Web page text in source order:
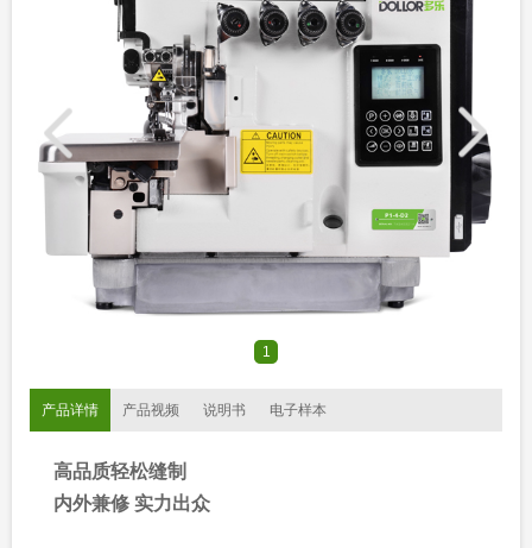
1
产品详情 产品视频 说明书 电子样本
高品质轻松缝制
内外兼修 实力出众